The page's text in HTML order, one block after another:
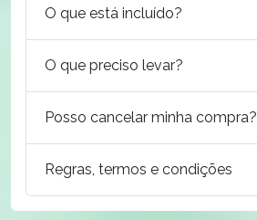
O que está incluído?
O que preciso levar?
Posso cancelar minha compra?
Regras, termos e condições